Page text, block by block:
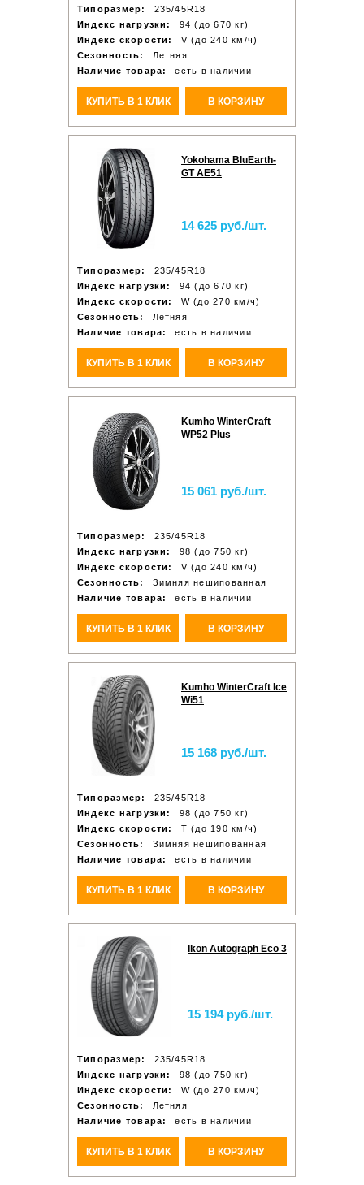
Типоразмер:
235/45R18
Индекс нагрузки:
94 (до 670 кг)
Индекс скорости:
V (до 240 км/ч)
Сезонность:
Летняя
Наличие товара:
есть в наличии
КУПИТЬ В 1 КЛИК В КОРЗИНУ
Yokohama BluEarth-
GT AE51
14 625 руб./шт.
Типоразмер:
235/45R18
Индекс нагрузки:
94 (до 670 кг)
Индекс скорости:
W (до 270 км/ч)
Сезонность:
Летняя
Наличие товара:
есть в наличии
КУПИТЬ В 1 КЛИК В КОРЗИНУ
Kumho WinterCraft
WP52 Plus
15 061 руб./шт.
Типоразмер:
235/45R18
Индекс нагрузки:
98 (до 750 кг)
Индекс скорости:
V (до 240 км/ч)
Сезонность:
Зимняя нешипованная
Наличие товара:
есть в наличии
КУПИТЬ В 1 КЛИК В КОРЗИНУ
Kumho WinterCraft Ice
Wi51
15 168 руб./шт.
Типоразмер:
235/45R18
Индекс нагрузки:
98 (до 750 кг)
Индекс скорости:
T (до 190 км/ч)
Сезонность:
Зимняя нешипованная
Наличие товара:
есть в наличии
КУПИТЬ В 1 КЛИК В КОРЗИНУ
Ikon Autograph Eco 3
15 194 руб./шт.
Типоразмер:
235/45R18
Индекс нагрузки:
98 (до 750 кг)
Индекс скорости:
W (до 270 км/ч)
Сезонность:
Летняя
Наличие товара:
есть в наличии
КУПИТЬ В 1 КЛИК В КОРЗИНУ